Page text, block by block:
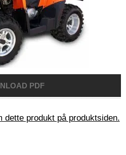
dette produkt på produktsiden.